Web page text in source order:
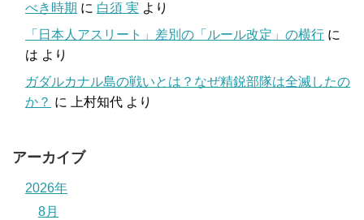
べき時期 に 白須 実 より
「日本人アスリート」差別の「ルール改定」の横行 に
は より
ガダルカナル島の戦いとは？なぜ精鋭部隊は全滅したの
か？ に 上村知代 より
アーカイブ
2026年
8月